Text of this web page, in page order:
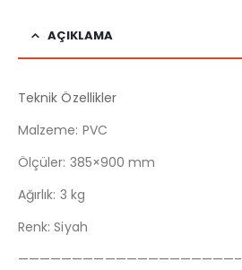
AÇIKLAMA
Teknik Özellikler
Malzeme: PVC
Ölçüler: 385×900 mm
Ağırlık: 3 kg
Renk: Siyah
————————————————————–